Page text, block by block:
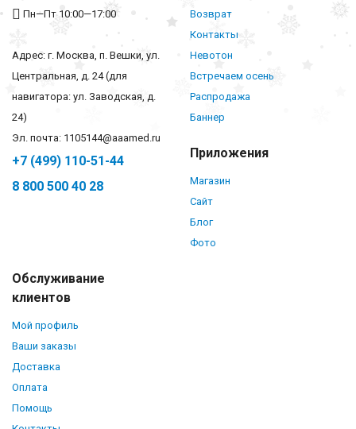
Пн—Пт 10:00—17:00
Адрес: г. Москва, п. Вешки, ул.
Центральная, д. 24 (для
навигатора: ул. Заводская, д.
24)
Эл. почта: 1105144@aaamed.ru
+7 (499) 110-51-44
8 800 500 40 28
Возврат
Контакты
Невотон
Встречаем осень
Распродажа
Баннер
Приложения
Магазин
Сайт
Блог
Фото
Обслуживание
клиентов
Мой профиль
Ваши заказы
Доставка
Оплата
Помощь